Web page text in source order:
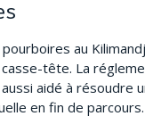
au
tête. La
aidé à résoudre
en fin de parcours.